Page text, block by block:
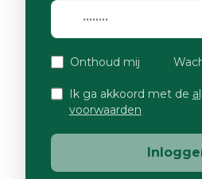
Onthoud mij
Ik ga akkoord met de
voorwaarden